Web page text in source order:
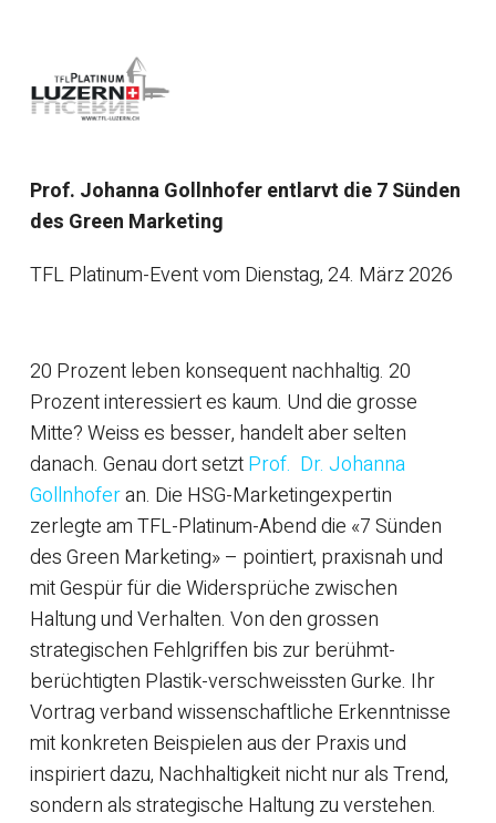
Prof. Johanna Gollnhofer entlarvt die 7 Sünden
des Green Marketing
TFL Platinum-Event vom Dienstag, 24. März 2026
20 Prozent leben konsequent nachhaltig. 20
Prozent interessiert es kaum. Und die grosse
Mitte? Weiss es besser, handelt aber selten
danach. Genau dort setztProf. Dr. Johanna
Gollnhoferan. Die HSG-Marketingexpertin
zerlegte am TFL-Platinum-Abend die «7 Sünden
des Green Marketing» – pointiert, praxisnah und
mit Gespür für die Widersprüche zwischen
Haltung und Verhalten. Von den grossen
strategischen Fehlgriffen bis zur berühmt-
berüchtigten Plastik-verschweissten Gurke. Ihr
Vortrag verband wissenschaftliche Erkenntnisse
mit konkreten Beispielen aus der Praxis und
inspiriert dazu, Nachhaltigkeit nicht nur als Trend,
sondern als strategische Haltung zu verstehen.